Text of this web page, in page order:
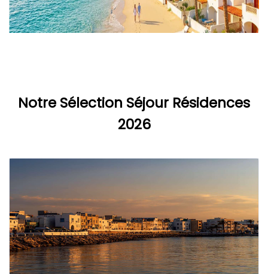
Notre Sélection Séjour Résidences
2026